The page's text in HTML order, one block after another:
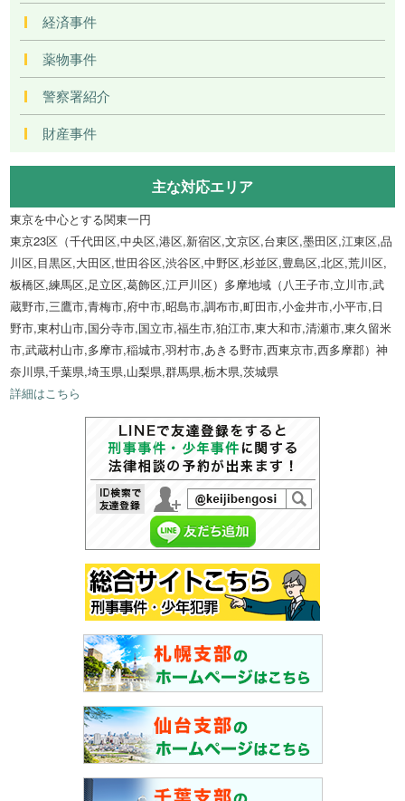
経済事件
薬物事件
警察署紹介
財産事件
主な対応エリア
東京を中心とする関東一円
東京23区（千代田区,中央区,港区,新宿区,文京区,台東区,墨田区,江東区,品
川区,目黒区,大田区,世田谷区,渋谷区,中野区,杉並区,豊島区,北区,荒川区,
板橋区,練馬区,足立区,葛飾区,江戸川区）多摩地域（八王子市,立川市,武
蔵野市,三鷹市,青梅市,府中市,昭島市,調布市,町田市,小金井市,小平市,日
野市,東村山市,国分寺市,国立市,福生市,狛江市,東大和市,清瀬市,東久留米
市,武蔵村山市,多摩市,稲城市,羽村市,あきる野市,西東京市,西多摩郡）神
奈川県,千葉県,埼玉県,山梨県,群馬県,栃木県,茨城県
詳細はこちら